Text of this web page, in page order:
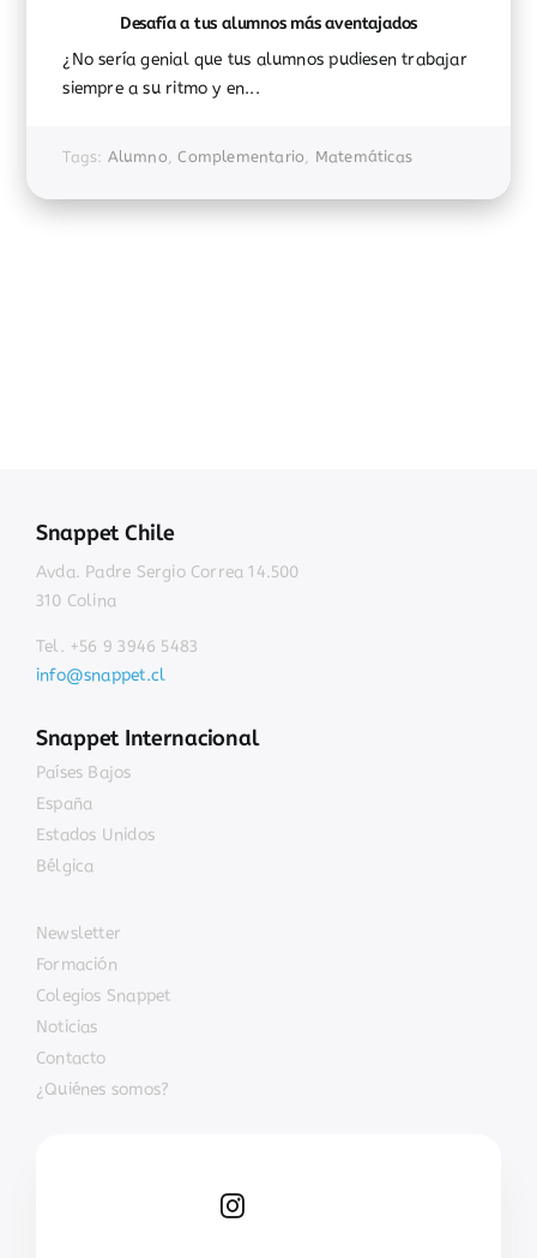
Desafía a tus alumnos más aventajados
¿No sería genial que tus alumnos pudiesen trabajar
siempre a su ritmo y en...
Tags: Alumno,Complementario, Matemáticas
Snappet Chile
Avda. Padre Sergio Correa 14.500
310 Colina
Tel. +56 9 3946 5483
info@snappet.cl
Snappet Internacional
Países Bajos
España
Estados Unidos
Bélgica
Newsletter
Formación
Colegios Snappet
Noticias
Contacto
¿Quiénes somos?